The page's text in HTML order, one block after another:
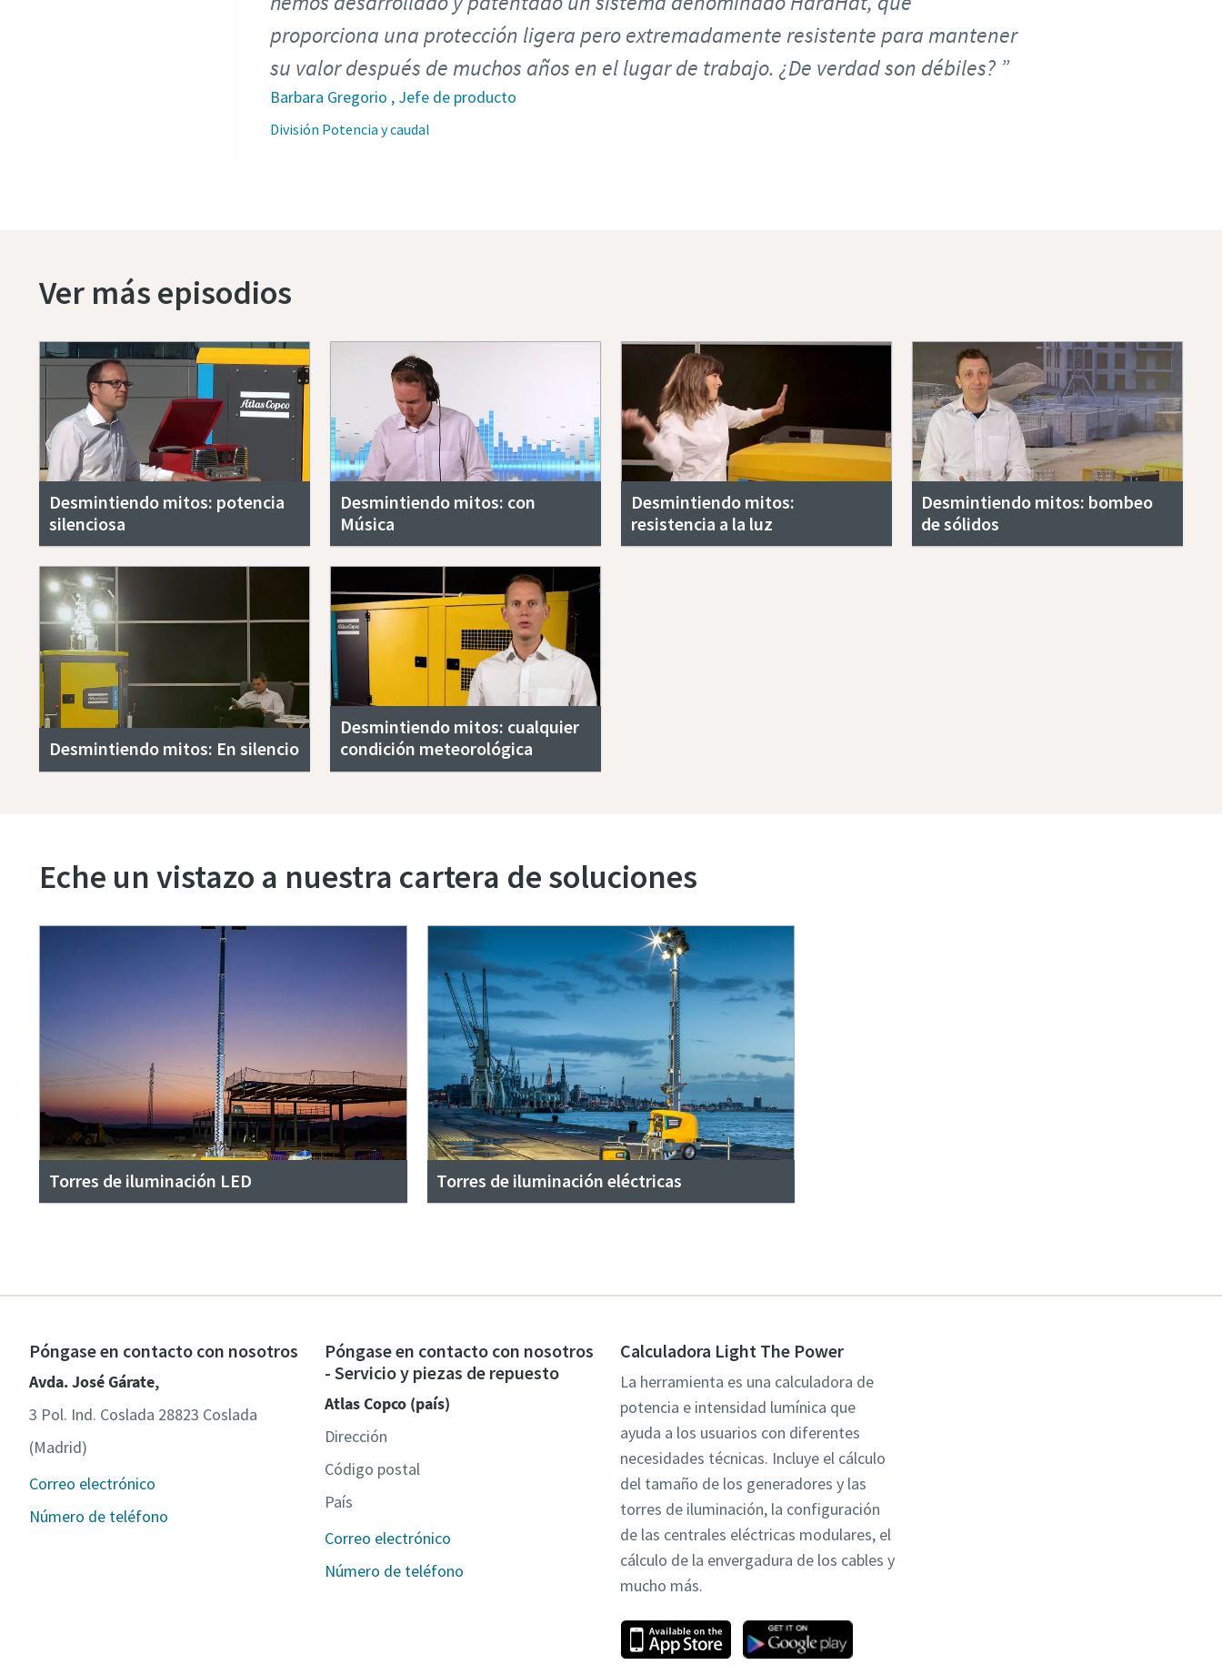
proporciona una protección ligera pero extremadamente resistente para mantener
su valor después de muchos años en el lugar de trabajo. ¿De verdad son débiles?
Barbara Gregorio , Jefe de producto
División Potencia y caudal
Ver más episodios
Desmintiendo mitos: potencia
silenciosa
Desmintiendo mitos: con
Música
Desmintiendo mitos:
resistencia a la luz
Desmintiendo mitos: bombeo
de sólidos
Desmintiendo mitos: En silencio
Desmintiendo mitos: cualquier
condición meteorológica
Eche un vistazo a nuestra cartera de soluciones
Torres de iluminación LED Torres de iluminación eléctricas
Póngase en contacto con nosotros
Avda. José Gárate,
3 Pol. Ind. Coslada 28823 Coslada
(Madrid)
Correo electrónico
Número de teléfono
Póngase en contacto con nosotros
- Servicio y piezas de repuesto
Atlas Copco (país)
Dirección
Código postal
País
Correo electrónico
Número de teléfono
Calculadora Light The Power
La herramienta es una calculadora de
potencia e intensidad lumínica que
ayuda a los usuarios con diferentes
necesidades técnicas. Incluye el cálculo
del tamaño de los generadores y las
torres de iluminación, la configuración
de las centrales eléctricas modulares, el
cálculo de la envergadura de los cables y
mucho más.